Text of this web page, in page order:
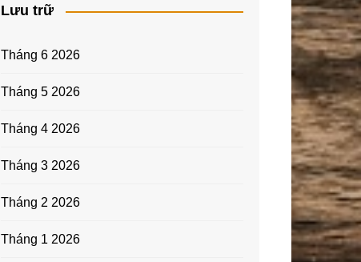
Lưu trữ
Tháng 6 2026
Tháng 5 2026
Tháng 4 2026
Tháng 3 2026
Tháng 2 2026
Tháng 1 2026